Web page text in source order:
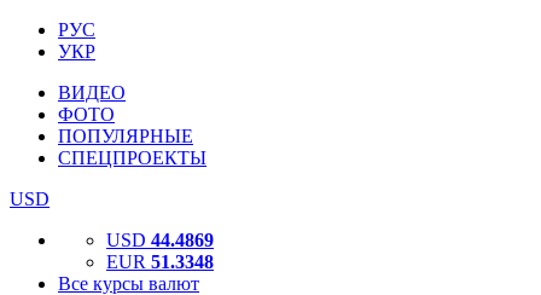
РУС
УКР
ВИДЕО
ФОТО
ПОПУЛЯРНЫЕ
СПЕЦПРОЕКТЫ
USD
USD 44.4869
EUR 51.3348
Все курсы валют